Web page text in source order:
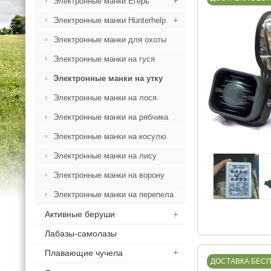
Электронные манки Hunterhelp
Электронные манки для охоты
Электронные манки на гуся
Электронные манки на утку
Электронные манки на лося
Электронные манки на рябчика
Электронные манки на косулю
Электронные манки на лису
Электронные манки на ворону
Электронные манки на перепела
Активные беруши
Лабазы-самолазы
Плавающие чучела
ДОСТАВКА